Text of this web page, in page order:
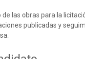
1800 / mes
2026
las obras para la
publicadas y